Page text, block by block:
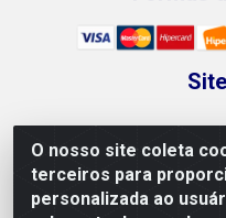
O nosso site coleta
terceiros para
personalizada ao